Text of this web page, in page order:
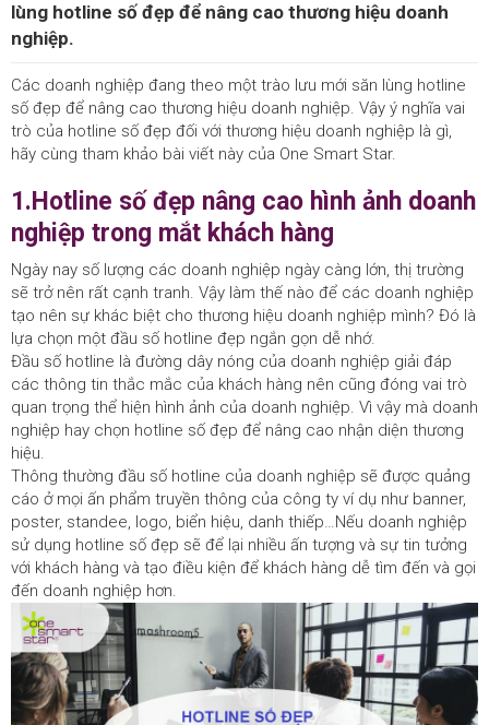
lùng hotline số đẹp để nâng cao thương hiệu doanh
nghiệp.
Các doanh nghiệp đang theo một trào lưu mới săn lùng hotline
số đẹp để nâng cao thương hiệu doanh nghiệp. Vậy ý nghĩa vai
trò của hotline số đẹp đối với thương hiệu doanh nghiệp là gì,
hãy cùng tham khảo bài viết này của One Smart Star.
1.Hotline số đẹp nâng cao hình ảnh doanh
nghiệp trong mắt khách hàng
Ngày nay số lượng các doanh nghiệp ngày càng lớn, thị trường
sẽ trở nên rất cạnh tranh. Vậy làm thế nào để các doanh nghiệp
tạo nên sự khác biệt cho thương hiệu doanh nghiệp mình? Đó là
lựa chọn một đầu số hotline đẹp ngắn gọn dễ nhớ.
Đầu số hotline là đường dây nóng của doanh nghiệp giải đáp
các thông tin thắc mắc của khách hàng nên cũng đóng vai trò
quan trọng thể hiện hình ảnh của doanh nghiệp. Vì vậy mà doanh
nghiệp hay chọn hotline số đẹp để nâng cao nhận diện thương
hiệu.
Thông thường đầu số hotline của doanh nghiệp sẽ được quảng
cáo ở mọi ấn phẩm truyền thông của công ty ví dụ như banner,
poster, standee, logo, biển hiệu, danh thiếp…Nếu doanh nghiệp
sử dụng hotline số đẹp sẽ để lại nhiều ấn tượng và sự tin tưởng
với khách hàng và tạo điều kiện để khách hàng dễ tìm đến và gọi
đến doanh nghiệp hơn.